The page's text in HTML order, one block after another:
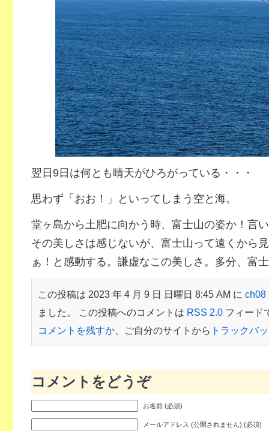
翌日9日は何とも晴天がひろがっている・・・
思わず「おお！」といってしまう空と海。
堂ヶ島から土肥に向かう時、富士山の姿か！言
その美しさは感じないが、富士山って遠くから
ぁ！と感動する。謙虚なこの美しさ。多分、富
この投稿は 2023 年 4 月 9 日 日曜日 8:45 AM に ch08
ました。 この投稿へのコメントは RSS 2.0フィード
コメントを残すか、ご自分のサイトから トラックバ
コメントをどうぞ
お名前 (必須)
メールアドレス (公開されません) (必須)